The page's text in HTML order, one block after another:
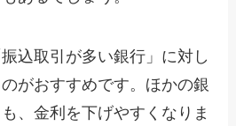
込取引が多い銀行」に対し
がおすすめです。ほかの銀
、金利を下げやすくなりま